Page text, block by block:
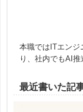
本職ではITエンジ
り、社内でもAI推
最近書いた記